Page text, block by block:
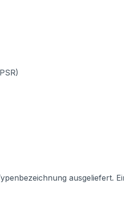
ausgeliefert.